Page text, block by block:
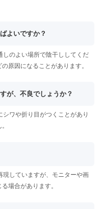
よいですか？
しのよい場所で陰干ししてくだ
原因になることがあります。
が、不良でしょうか？
ワや折り目がつくことがあり
現していますが、モニターや画
場合があります。